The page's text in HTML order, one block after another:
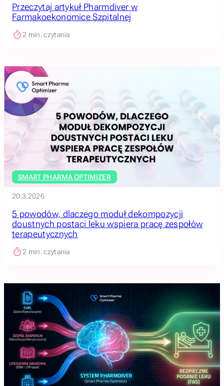
Przeczytaj artykuł Pharmdiver w
Farmakoekonomice Szpitalnej
2 min. czytania
SMART PHARMA OPTIMIZER
20.3.2026
5 powodów, dlaczego moduł dekompozycji
doustnych postaci leku wspiera pracę zespołów
terapeutycznych
2 min. czytania